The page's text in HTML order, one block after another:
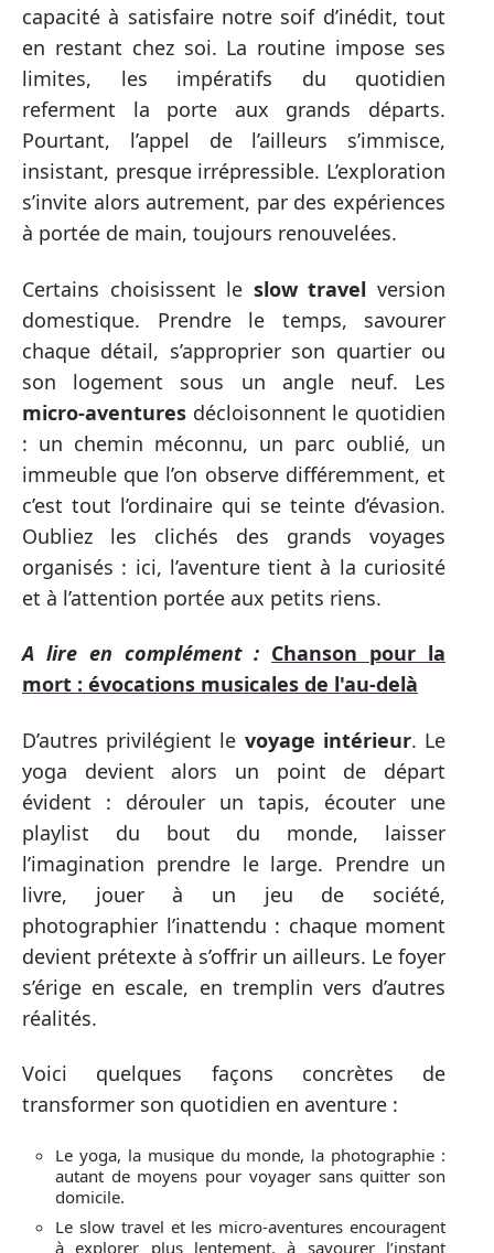
capacité à satisfaire notre soif d’inédit, tout
en restant chez soi. La routine impose ses
limites, les impératifs du quotidien
referment la porte aux grands départs.
Pourtant, l’appel de l’ailleurs s’immisce,
insistant, presque irrépressible. L’exploration
s’invite alors autrement, par des expériences
à portée de main, toujours renouvelées.
Certains choisissent le slow travel version
domestique. Prendre le temps, savourer
chaque détail, s’approprier son quartier ou
son logement sous un angle neuf. Les
micro-aventures décloisonnent le quotidien
: un chemin méconnu, un parc oublié, un
immeuble que l’on observe différemment, et
c’est tout l’ordinaire qui se teinte d’évasion.
Oubliez les clichés des grands voyages
organisés : ici, l’aventure tient à la curiosité
et à l’attention portée aux petits riens.
A lire en complément : Chanson pour la
mort : évocations musicales de l'au-delà
D’autres privilégient le voyage intérieur. Le
yoga devient alors un point de départ
évident : dérouler un tapis, écouter une
playlist du bout du monde, laisser
l’imagination prendre le large. Prendre un
livre, jouer à un jeu de société,
photographier l’inattendu : chaque moment
devient prétexte à s’offrir un ailleurs. Le foyer
s’érige en escale, en tremplin vers d’autres
réalités.
Voici quelques façons concrètes de
transformer son quotidien en aventure :
Le yoga, la musique du monde, la photographie :
autant de moyens pour voyager sans quitter son
domicile.
Le slow travel et les micro-aventures encouragent
à explorer plus lentement, à savourer l’instant